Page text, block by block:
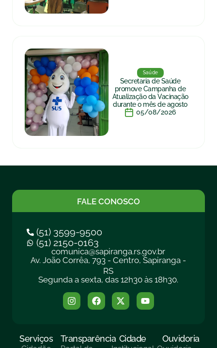
Saúde
Secretaria de Saúde
promove Campanha de
Atualização da Vacinação
durante o mês de agosto
05/08/2026
FALE CONOSCO
(51) 3599-9500
(51) 2150-0163
comunica@sapiranga.rs.gov.br
Av. João Corrêa, 793 - Centro, Sapiranga -
RS
Segunda a sexta, das 12h30 às 18h30.
Serviços Transparência Cidade Ouvidoria